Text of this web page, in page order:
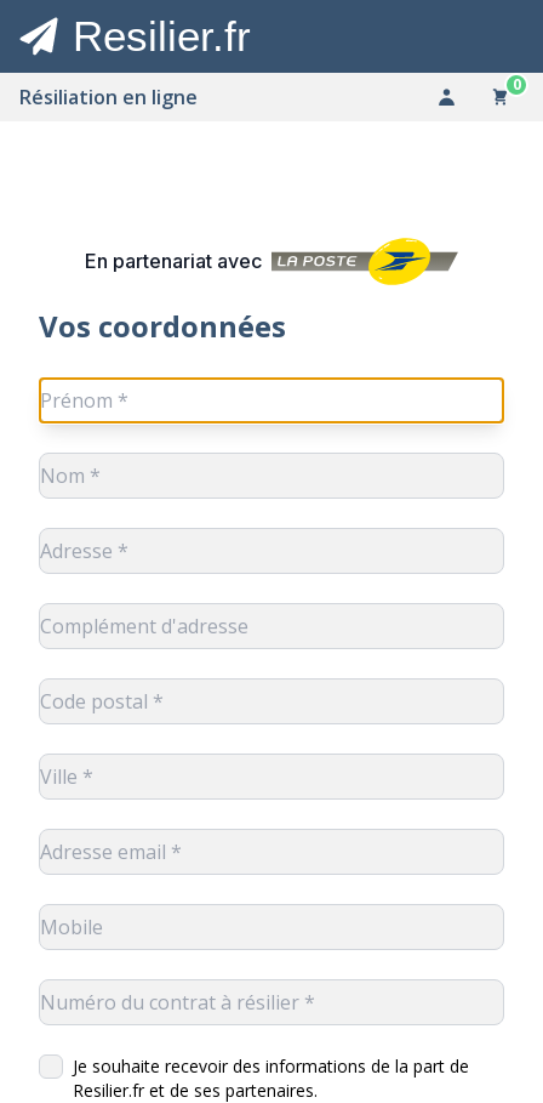
Resilier.fr
Résiliation en ligne 0
En partenariat avec
Vos coordonnées
Je souhaite recevoir des informations de la part de
Resilier.fr et de ses partenaires.